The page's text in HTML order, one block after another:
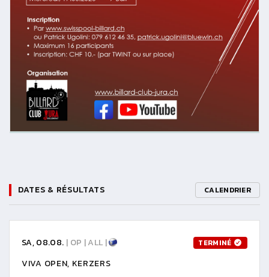
DATES & RÉSULTATS CALENDRIER
SA, 08.08. | OP | ALL | TERMINÉ
VIVA OPEN, KERZERS